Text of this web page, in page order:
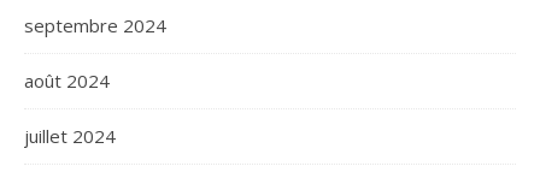
septembre 2024
août 2024
juillet 2024